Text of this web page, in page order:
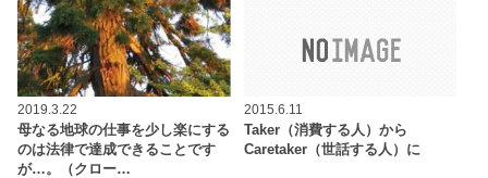
2019.3.22
母なる地球の仕事を少し楽にする
のは法律で達成できることです
が…。（クロー…
2015.6.11
Taker（消費する人）から
Caretaker（世話する人）に